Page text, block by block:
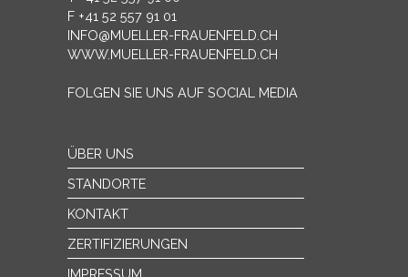
F +41 52 557 91 01
INFO@MUELLER-FRAUENFELD.CH
WWW.MUELLER-FRAUENFELD.CH
FOLGEN SIE UNS AUF SOCIAL MEDIA
ÜBER UNS
STANDORTE
KONTAKT
ZERTIFIZIERUNGEN
IMPRESSUM